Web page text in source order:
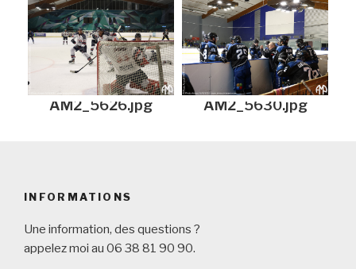
AM2_5626.jpg AM2_5630.jpg
INFORMATIONS
Une information, des questions ?
appelez moi au 06 38 81 90 90.